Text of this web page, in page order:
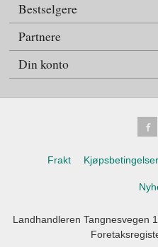
Bestselgere
Partnere
Din konto
Frakt Kjøpsbetingelser
Landhandleren Tangnesvegen